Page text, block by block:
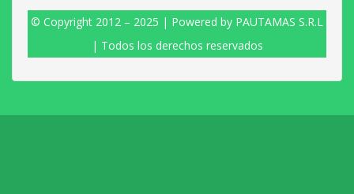
© Copyright 2012 – 2025 | Powered by PAUTAMAS S.R.L
| Todos los derechos reservados